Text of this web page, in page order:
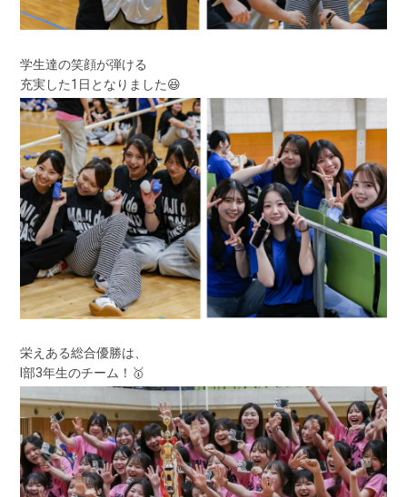
学生達の笑顔が弾ける
充実した1日となりました😆
栄えある総合優勝は、
I部3年生のチーム！🥇